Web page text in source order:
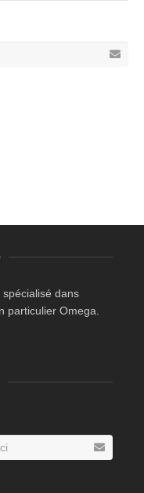
spécialisé dans
particulier Omega.